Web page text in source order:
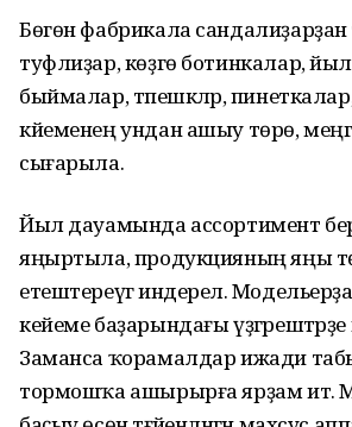
Бөгөн фабрикала
туфлиҙар, көҙгө ботинкалар,
быймалар, тәпешкәләр,
кйеменең ундан ашыу төрө,
сығарыла.
Йыл дауамында ассортимент
яңыртыла, продукцияның яңы
етештереүгә индерелә.
кейеме баҙарындағы үҙгәрештәрҙе
Заманса ҡорамалдар ижади
тормошҡа ашырырға ярҙам итә.